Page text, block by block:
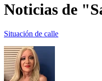
Noticias de
Situación de calle